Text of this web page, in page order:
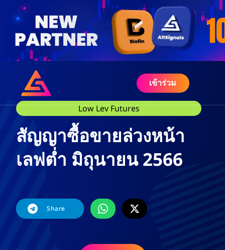
เข้าร่วม
Low Lev Futures
สัญญาซื้อขายล่วงหน้า
เลฟต่ำ มิถุนายน 2566
Share